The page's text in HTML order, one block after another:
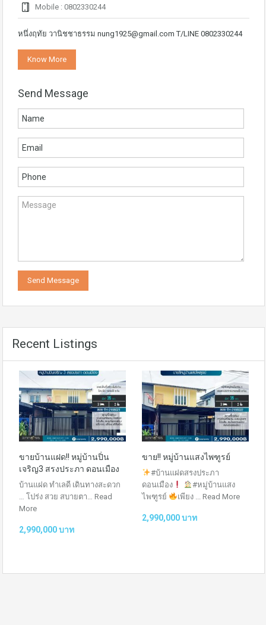
Mobile : 0802330244
หนึ่งฤทัย วานิชชาธรรม nung1925@gmail.com T/LINE 0802330244
Know More
Send Message
Recent Listings
ขายบ้านแฝด!! หมู่บ้านปิ่น
เจริญ3 สรงประภา ดอนเมือง
บ้านแฝด ทำเลดี เดินทางสะดวก
… โปร่ง สวย สบายตา… Read
More
2,990,000 บาท
ขาย!! หมู่บ้านแสงไพฑูรย์
#บ้านแฝดสรงประภา
ดอนเมือง
#หมู่บ้านแสง
ไพฑูรย์
เพียง ... Read More
2,990,000 บาท